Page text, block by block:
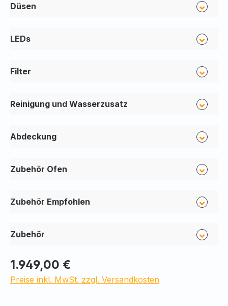
1.949,00 €
Preise inkl. MwSt. zzgl. Versandkosten
Düsen
LEDs
Filter
Reinigung und Wasserzusatz
Abdeckung
Zubehör Ofen
Zubehör Empfohlen
Zubehör